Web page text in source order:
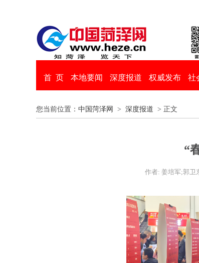
首 页 本地要闻 深度报道 权威发布 社
您当前位置： 中国菏泽网 > 深度报道 > 正文
“
作者: 姜培军;郭卫